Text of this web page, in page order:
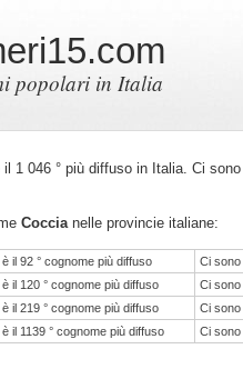
popolari in Italia
1 046 ° più diffuso in Italia. Ci
Coccianelle provincie italiane:
il 92 ° cognome più diffuso
Ci
il 120 ° cognome più diffuso
Ci
il 219 ° cognome più diffuso
Ci
il 1139 ° cognome più diffuso Ci